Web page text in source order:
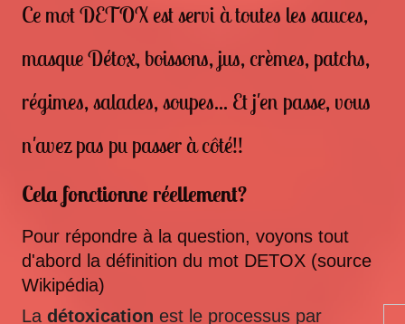
Ce mot DETOX est servi à toutes les sauces,
masque Détox, boissons, jus, crèmes, patchs,
régimes, salades, soupes... Et j'en passe, vous
n'avez pas pu passer à côté!!
Cela fonctionne réellement?
Pour répondre à la question, voyons tout
d'abord la définition du mot DETOX (source
Wikipédia)
La détoxication est le processus par